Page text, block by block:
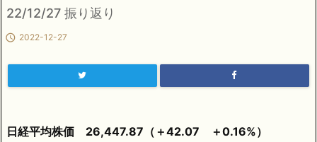
22/12/27 振り返り
 2022-12-27
日経平均株価 26,447.87（＋42.07 ＋0.16%）